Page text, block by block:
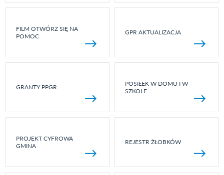
FILM OTWÓRZ SIĘ NA
POMOC
GPR AKTUALIZACJA
GRANTY PPGR
POSIŁEK W DOMU I W
SZKOLE
PROJEKT CYFROWA
GMINA
REJESTR ŻŁOBKÓW